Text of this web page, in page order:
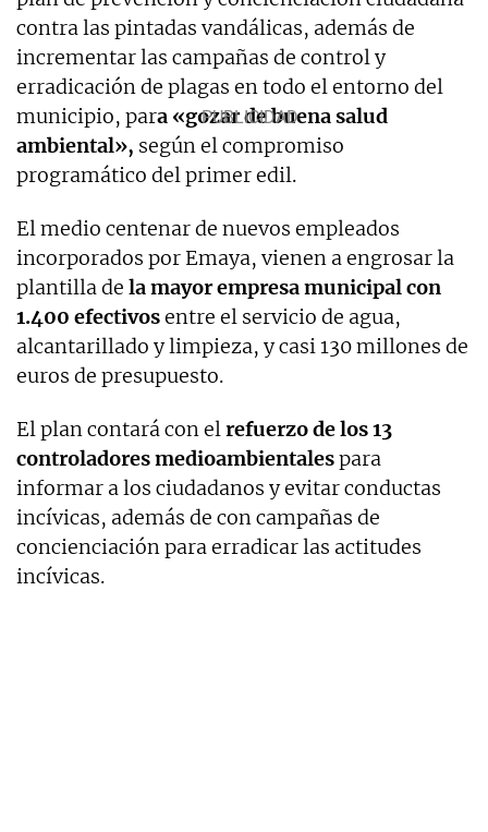
contra las pintadas vandálicas, además de
incrementar las campañas de control y
erradicación de plagas en todo el entorno del
municipio, para «gozar de buena salud
ambiental», según el compromiso
programático del primer edil.
El medio centenar de nuevos empleados
incorporados por Emaya, vienen a engrosar la
plantilla de la mayor empresa municipal con
1.400 efectivosentre el servicio de agua,
alcantarillado y limpieza, y casi 130 millones de
euros de presupuesto.
El plan contará con elrefuerzo de los 13
controladores medioambientalespara
informar a los ciudadanos y evitar conductas
incívicas, además de con campañas de
concienciación para erradicar las actitudes
incívicas.